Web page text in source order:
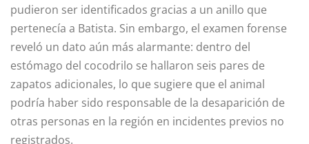
pudieron ser identificados gracias a un anillo que
pertenecía a Batista. Sin embargo, el examen forense
reveló un dato aún más alarmante: dentro del
estómago del cocodrilo se hallaron seis pares de
zapatos adicionales, lo que sugiere que el animal
podría haber sido responsable de la desaparición de
otras personas en la región en incidentes previos no
registrados.